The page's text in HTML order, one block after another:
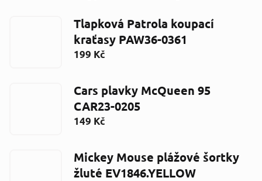
Tlapková Patrola koupací
kraťasy PAW36-0361
199 Kč
Cars plavky McQueen 95
CAR23-0205
149 Kč
Mickey Mouse plážové šortky
žluté EV1846.YELLOW